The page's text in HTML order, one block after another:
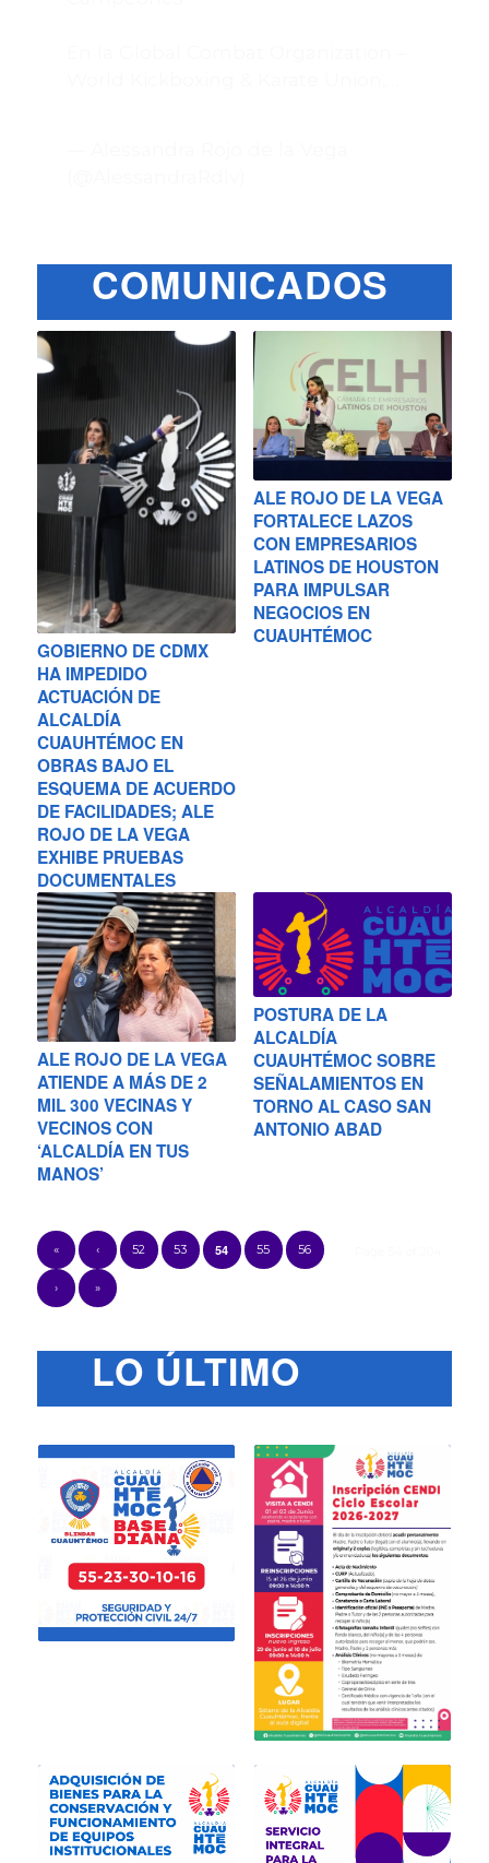
COMUNICADOS
GOBIERNO DE CDMX
HA IMPEDIDO
ACTUACIÓN DE
ALCALDÍA
CUAUHTÉMOC EN
OBRAS BAJO EL
ESQUEMA DE ACUERDO
DE FACILIDADES; ALE
ROJO DE LA VEGA
EXHIBE PRUEBAS
DOCUMENTALES
ALE ROJO DE LA VEGA
FORTALECE LAZOS
CON EMPRESARIOS
LATINOS DE HOUSTON
PARA IMPULSAR
NEGOCIOS EN
CUAUHTÉMOC
ALE ROJO DE LA VEGA
ATIENDE A MÁS DE 2
MIL 300 VECINAS Y
VECINOS CON
‘ALCALDÍA EN TUS
MANOS’
POSTURA DE LA
ALCALDÍA
CUAUHTÉMOC SOBRE
SEÑALAMIENTOS EN
TORNO AL CASO SAN
ANTONIO ABAD
« ‹ 52 53 54 55 56
› »
LO ÚLTIMO